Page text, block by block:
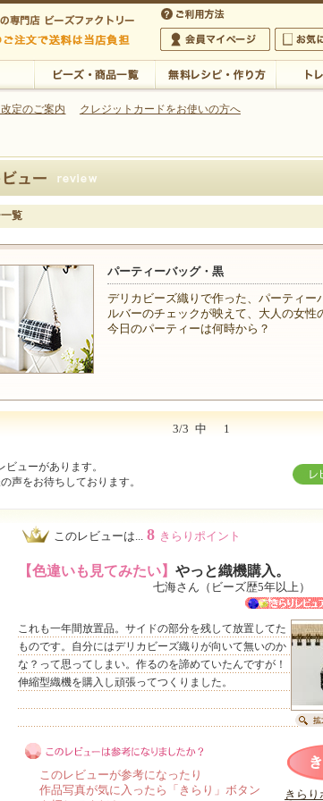
クセサリーの専門店
5,000円以上のご注文で送料は当店が負担いたします
会員マイページ
お気に入
定のご案内 クレジットカードをお使いの方へ
覧
パーティーバッグ・黒
デリカビーズ織りで作った、パーティー
ルバーのチェックが映えて、大人の女性
今日のパーティーは何時から？
3/3 中 1
ビューがあります。
声をお待ちしております。
このレビューは... 8 きらりポイント
【色違いも見てみたい】 やっと織機購入。
七海さん（ビーズ歴5年以上）
これも一年間放置品。サイドの部分を残して放置してた
ものです。自分にはデリカビーズ織りが向いて無いのか
な？って思ってしまい。作るのを諦めていたんですが！
伸縮型織機を購入し頑張ってつくりました。
このレビューが参考になったり
作品写真が気に入ったら「きらり」ボタン
きらり